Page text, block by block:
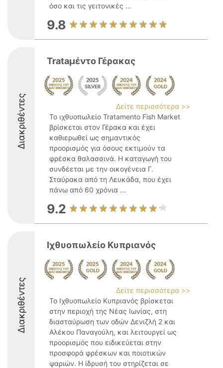
όσο και τις γειτονικές ...
9.8
Διακριθέντες
Trataμέντο Γέρακας
Δείτε περισσότερα >>
Το ιχθυοπωλείο Tratamento Fish Market
βρίσκεται στον Γέρακα και έχει
καθιερωθεί ως σημαντικός
προορισμός για όσους εκτιμούν τα
φρέσκα θαλασσινά. Η καταγωγή του
συνδέεται με την οικογένεια Γ.
Σταύρακα από τη Λευκάδα, που έχει
πάνω από 60 χρόνια ...
9.2
Διακριθέντες
Ιχθυοπωλείο Κυπριανός
Δείτε περισσότερα >>
Το Ιχθυοπωλείο Κυπριανός βρίσκεται
στην περιοχή της Νέας Ιωνίας, στη
διασταύρωση των οδών Δενιζλή 2 και
Αλέκου Παναγούλη, και λειτουργεί ως
προορισμός που ειδικεύεται στην
προσφορά φρέσκων και ποιοτικών
ψαριών. Η ίδρυσή του στηρίζεται σε